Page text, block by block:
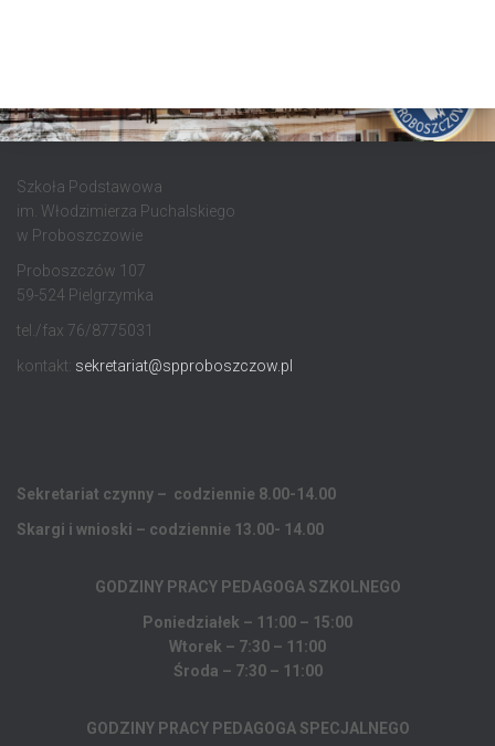
Szkoła Podstawowa
im. Włodzimierza Puchalskiego
w Proboszczowie
Proboszczów 107
59-524 Pielgrzymka
tel./fax 76/8775031
kontakt: sekretariat@spproboszczow.pl
Sekretariat czynny – codziennie 8.00-14.00
Skargi i wnioski – codziennie 13.00- 14.00
GODZINY PRACY PEDAGOGA SZKOLNEGO
Poniedziałek – 11:00 – 15:00
Wtorek – 7:30 – 11:00
Środa – 7:30 – 11:00
GODZINY PRACY PEDAGOGA SPECJALNEGO